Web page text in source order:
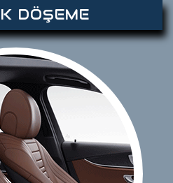
DÖŞEME